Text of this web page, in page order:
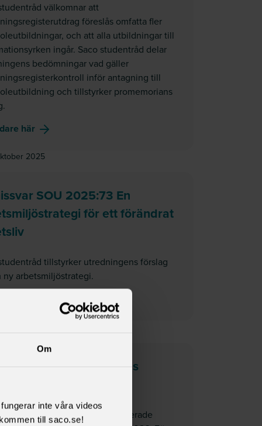
Om
inte våra videos
till saco.se!
välstånd, delbetänkande av produktivitetskommissionen
studiemedel för utlandsstudier (CSN dnr. ADM/2025:730)
välkomnar att
föreslås omfatta fler
och att alla utbildningar till
ingår. Saco studentråd delar
bedömningar vad gäller
inför antagning till
och tillstyrker promemorians
här om
2025
SOU 2025:73 En
för ett förändrat
tillstyrker utredningens förslag
ny arbetsmiljöstrategi.
och diss om regeringens
den 22 september presenterade